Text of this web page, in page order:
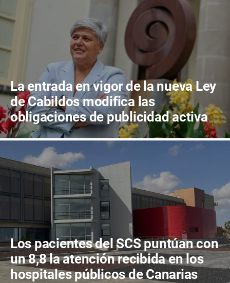
La entrada en vigor de la nueva Ley
de Cabildos modifica las
obligaciones de publicidad activa
de las corporaciones insulares y
municipales
Los pacientes del SCS puntúan con
un 8,8 la atención recibida en los
hospitales públicos de Canarias